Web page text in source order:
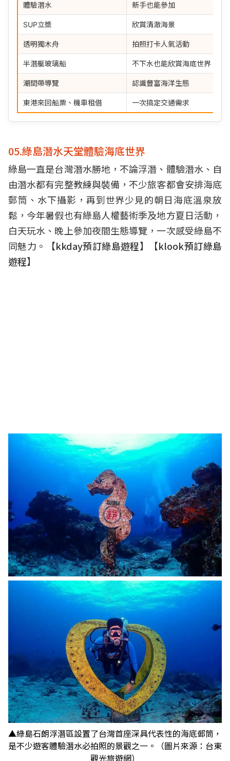
體驗潛水 新手也能參加
SUP立槳 欣賞清澈海景
透明獨木舟 拍照打卡人氣活動
半潛艇玻璃船 不下水也能欣賞海底世界
潮間帶導覽 認識豐富海洋生態
東港來回船票、機車租借 一次搞定交通需求
05.綠島潛水天堂體驗海底世界
綠島一直是台灣潛水勝地，不論浮潛、體驗潛水、自
由潛水都有完整教練與裝備，不少旅客都會安排海底
郵筒、水下攝影，再到世界少見的朝日海底溫泉放
鬆，今年暑假也有綠島人權藝術季及地方夏日活動，
白天玩水、晚上參加夜間生態導覽，一次感受綠島不
同魅力。【kkday預訂綠島遊程】【klook預訂綠島
遊程】
▲綠島石朗浮潛區設置了台灣首座深具代表性的海底郵筒，
是不少遊客體驗潛水必拍照的景觀之一。（圖片來源：台東
觀光旅遊網）